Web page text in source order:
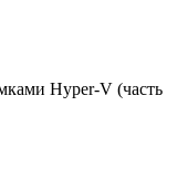
Hyper-V (часть